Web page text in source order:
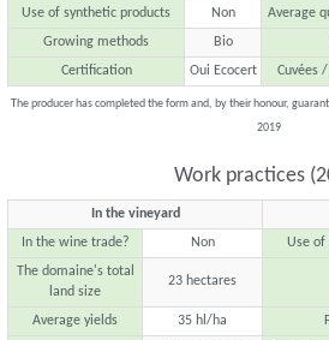
Use of synthetic products Non Average
Growing methods
Bio
Certification
Oui Ecocert Cuvées
The producer has completed the form and, by their honour,
2019
Work practices
In the vineyard
In the wine trade?
Non Use of
The domaine's total
land size
23 hectares
Average yields 35 hl/ha